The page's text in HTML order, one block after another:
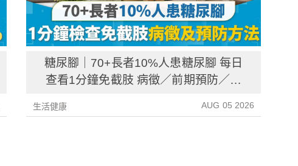
糖尿腳｜70+長者10%人患糖尿腳 每日
查看1分鐘免截肢 病徵／前期預防／病
生活健康 AUG 05 2026